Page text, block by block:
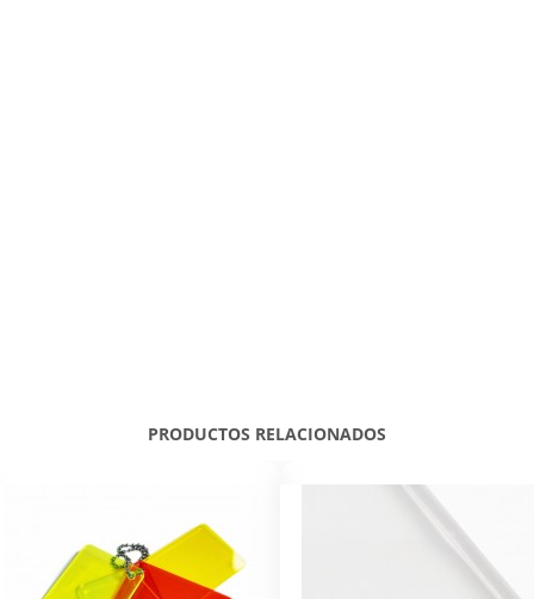
PRODUCTOS RELACIONADOS